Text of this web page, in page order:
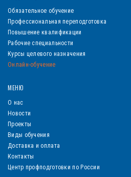
Обязательное обучение
Профессиональная переподготовка
Повышение квалификации
Рабочие специальности
Курсы целевого назначения
Онлайн-обучение
МЕНЮ
О нас
Новости
Проекты
Виды обучения
Доставка и оплата
Контакты
Центр профподготовки по России